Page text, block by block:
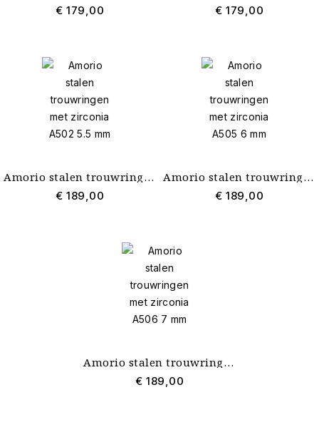
€ 179,00 € 179,00
Amorio stalen trouwringen met zirconia A502 5.5 mm
€ 189,00
Amorio stalen trouwringen met zirconia A505 6 mm
€ 189,00
Amorio stalen trouwringen met zirconia A506 7 mm
€ 189,00